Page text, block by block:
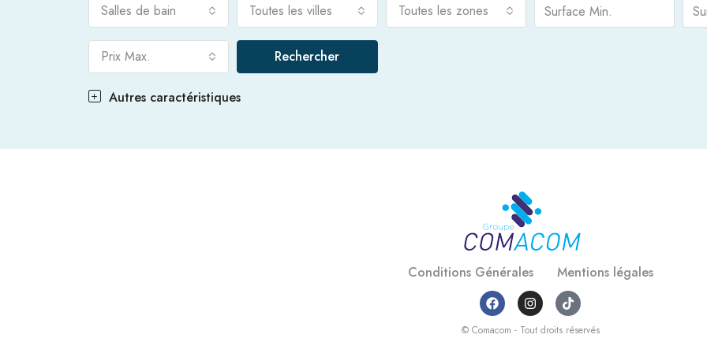
Salles de bain Toutes les villes Toutes les zones
Prix Max. Rechercher
Autres caractéristiques
Conditions Générales Mentions légales
© Comacom - Tout droits réservés